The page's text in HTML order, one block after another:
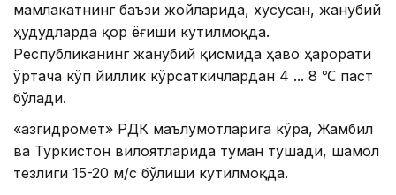
мамлакатнинг баъзи жойларида, хусусан, жанубий
ҳудудларда қор ёғиши кутилмоқда.
Республиканинг жанубий қисмида ҳаво ҳарорати
ўртача кўп йиллик кўрсаткичлардан 4 ... 8 ℃ паст
бўлади.
«Қазгидромет» РДК маълумотларига кўра, Жамбил
ва Туркистон вилоятларида туман тушади, шамол
тезлиги 15-20 м/с бўлиши кутилмоқда.